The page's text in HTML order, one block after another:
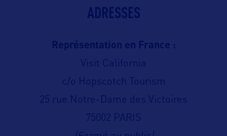
ADRESSES
Représentation en France :
Visit California
c/o Hopscotch Tourism
25 rue Notre-Dame des Victoires
75002 PARIS